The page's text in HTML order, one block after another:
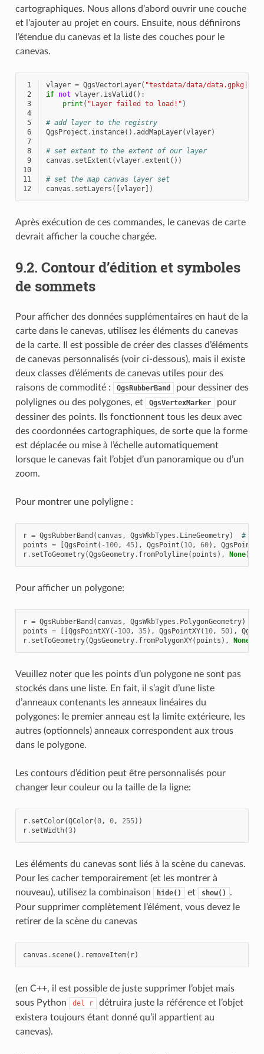
cartographiques. Nous allons d’abord ouvrir une couche
et l’ajouter au projet en cours. Ensuite, nous définirons
l’étendue du canevas et la liste des couches pour le
canevas.
1 vlayer = QgsVectorLayer( "testdata/data/
2
if not vlayer. isValid ():
3
print ( "Layer failed to load!" )
4
5
# add layer to the registry
6
QgsProject . instance() .addMapLayer(vlayer)
7
8
# set extent to the extent of our layer
9
canvas . setExtent (vlayer.extent ())
10
11
# set the map canvas layer set
12
canvas . setLayers ([vlayer])
Après exécution de ces commandes, le canevas de carte
devrait afficher la couche chargée.
9.2. Contour d’édition et symboles
de sommets
Pour afficher des données supplémentaires en haut de la
carte dans le canevas, utilisez les éléments du canevas
de la carte. Il est possible de créer des classes d’éléments
de canevas personnalisés (voir ci-dessous), mais il existe
deux classes d’éléments de canevas utiles pour des
raisons de commodité :
QgsRubberBand
pour dessiner des
polylignes ou des polygones, et
QgsVertexMarker
pour
dessiner des points. Ils fonctionnent tous les deux avec
des coordonnées cartographiques, de sorte que la forme
est déplacée ou mise à l’échelle automatiquement
lorsque le canevas fait l’objet d’un panoramique ou d’un
zoom.
Pour montrer une polyligne :
r = QgsRubberBand ( canvas , QgsWkbTypes . LineGeometry)
#
points = [QgsPoint ( - 100, 45), QgsPoint ( 10, 60), QgsPoint
r. setToGeometry(QgsGeometry. fromPolyline( points ), None)
Pour afficher un polygone:
r = QgsRubberBand ( canvas , QgsWkbTypes . PolygonGeometry)
points = [[QgsPointXY( - 100, 35), QgsPointXY( 10, 50),
r. setToGeometry(QgsGeometry. fromPolygonXY( points ), None
Veuillez noter que les points d’un polygone ne sont pas
stockés dans une liste. En fait, il s’agit d’une liste
d’anneaux contenants les anneaux linéaires du
polygones: le premier anneau est la limite extérieure, les
autres (optionnels) anneaux correspondent aux trous
dans le polygone.
Les contours d’édition peut être personnalisés pour
changer leur couleur ou la taille de la ligne:
r. setColor(QColor(0, 0, 255))
r. setWidth(3)
Les éléments du canevas sont liés à la scène du canevas.
Pour les cacher temporairement (et les montrer à
nouveau), utilisez la combinaison
hide() et show()
.
Pour supprimer complètement l’élément, vous devez le
retirer de la scène du canevas
canvas . scene() . removeItem( r)
(en C++, il est possible de juste supprimer l’objet mais
sous Python
del r
détruira juste la référence et l’objet
existera toujours étant donné qu’il appartient au
canevas).